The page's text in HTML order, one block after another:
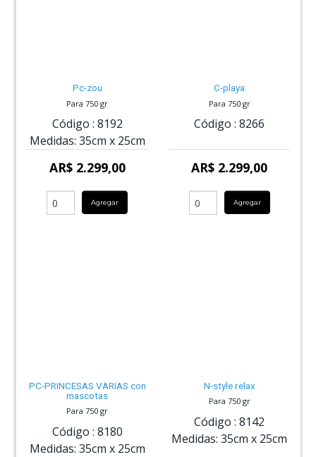
Pc-zou
Para 750 gr
Código : 8192
Medidas: 35cm x 25cm
AR$ 2.299,00
Agregar
C-playa
Para 750 gr
Código : 8266
AR$ 2.299,00
Agregar
PC-PRINCESAS VARIAS con
mascotas
Para 750 gr
Código : 8180
Medidas: 35cm x 25cm
N-style relax
Para 750 gr
Código : 8142
Medidas: 35cm x 25cm